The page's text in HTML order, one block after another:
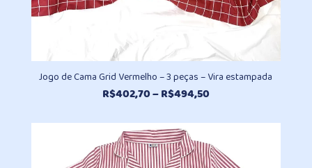
Jogo de Cama Grid Vermelho – 3 peças – Vira estampada
R$402,70–R$494,50Faixa
preço:
R$402,70
através